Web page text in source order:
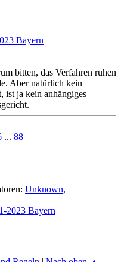
Bayern
bitten, das Verfahren ruhen
Aber natürlich kein
ist ja kein anhängiges
... 88
Unknown,
2023 Bayern